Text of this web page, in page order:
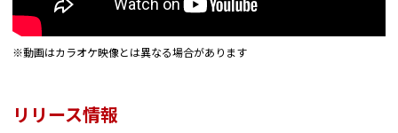
※動画はカラオケ映像とは異なる場合があります
リリース情報